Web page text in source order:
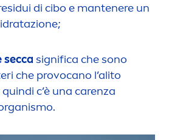
di cibo e mantenere un
seccasignifica che sono
che provocano l’alito
c’è una carenza